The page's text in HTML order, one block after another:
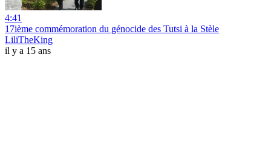
4:41
17ième commémoration du génocide des Tutsi à la Stèle
LiliTheKing
il y a 15 ans